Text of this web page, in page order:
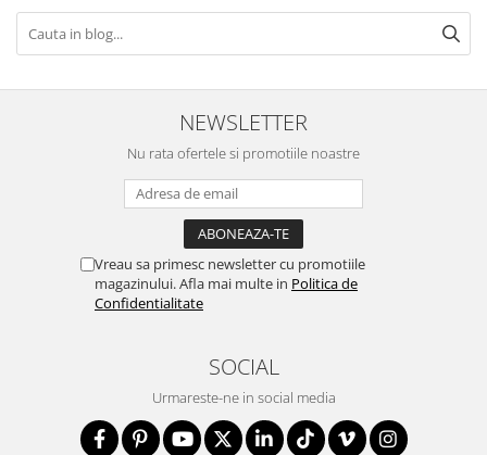
NEWSLETTER
Nu rata ofertele si promotiile noastre
Vreau sa primesc newsletter cu promotiile
magazinului. Afla mai multe in Politica de
Confidentialitate
SOCIAL
Urmareste-ne in social media